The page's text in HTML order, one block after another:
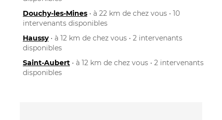
Douchy-les-Mines • à 22 km de chez vous • 10
intervenants disponibles
Haussy• à 12 km de chez vous • 2 intervenants
disponibles
Saint-Aubert • à 12 km de chez vous • 2 intervenants
disponibles